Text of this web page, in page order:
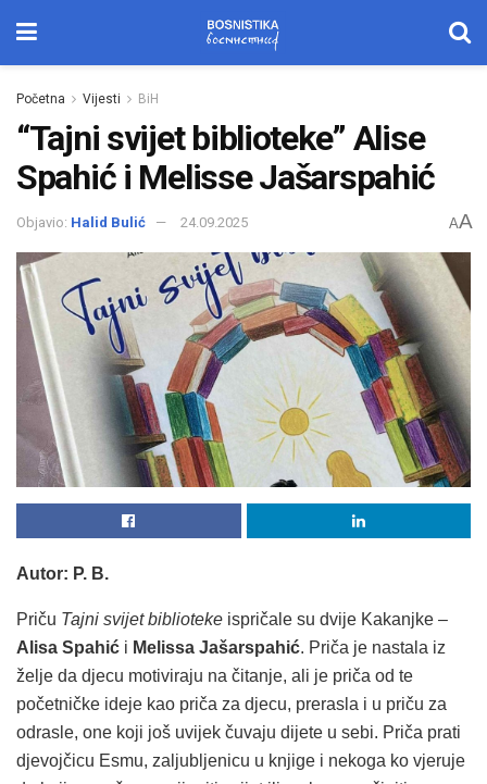
Početna Vijesti BiH
“Tajni svijet biblioteke” Alise
Spahić i Melisse Jašarspahić
Objavio: Halid Bulić 24.09.2025 AA
Autor: P. B.
Priču Tajni svijet biblioteke ispričale su dvije Kakanjke –
Alisa Spahić i Melissa Jašarspahić. Priča je nastala iz
želje da djecu motiviraju na čitanje, ali je priča od te
početničke ideje kao priča za djecu, prerasla i u priču za
odrasle, one koji još uvijek čuvaju dijete u sebi. Priča prati
djevojčicu Esmu, zaljubljenicu u knjige i nekoga ko vjeruje